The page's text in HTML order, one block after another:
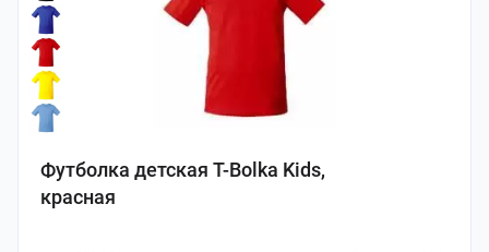
Футболка детская T-Bolka Kids,
красная